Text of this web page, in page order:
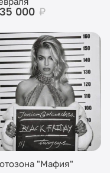
000 ₽
"Мафия"